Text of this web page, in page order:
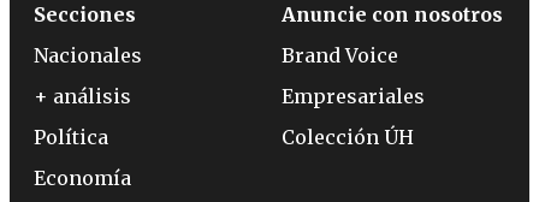
Secciones
Nacionales
+ análisis
Política
Economía
Anuncie con nosotros
Brand Voice
Empresariales
Colección ÚH